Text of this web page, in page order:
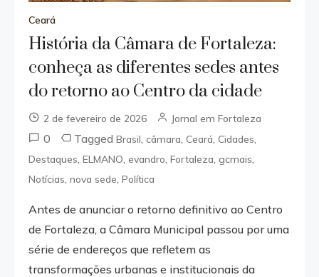
Ceará
História da Câmara de Fortaleza:
conheça as diferentes sedes antes
do retorno ao Centro da cidade
2 de fevereiro de 2026 Jornal em Fortaleza
0 TaggedBrasil ,câmara ,Ceará ,Cidades
Destaques ,ELMANO ,evandro ,Fortaleza ,gcmais
Notícias ,nova sede ,Política
Antes de anunciar o retorno definitivo ao Centro
de Fortaleza, a Câmara Municipal passou por uma
série de endereços que refletem as
transformações urbanas e institucionais da